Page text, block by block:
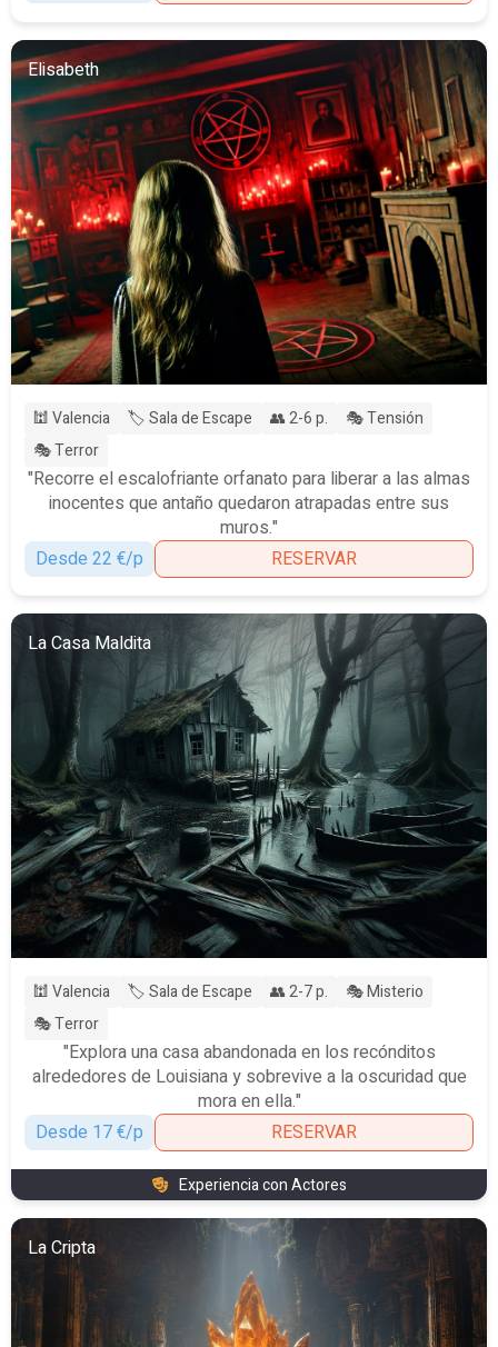
Elisabeth
🕍 Valencia 🏷️ Sala de Escape 👥 2-6 p.
🎭 Tensión
🎭 Terror
"Recorre el escalofriante orfanato para liberar a las almas
inocentes que antaño quedaron atrapadas entre sus
muros."
Desde 22 €/p
RESERVAR
La Casa Maldita
🕍 Valencia 🏷️ Sala de Escape 👥 2-7 p.
🎭 Misterio
🎭 Terror
"Explora una casa abandonada en los recónditos
alrededores de Louisiana y sobrevive a la oscuridad que
mora en ella."
Desde 17 €/p
RESERVAR
Experiencia con Actores
La Cripta